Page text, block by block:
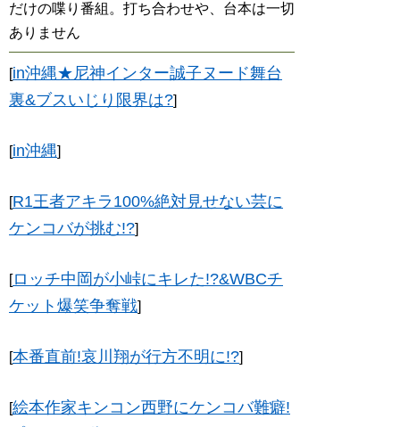
だけの喋り番組。打ち合わせや、台本は一切
ありません
[in沖縄★尼神インター誠子ヌード舞台
裏&ブスいじり限界は?]
[in沖縄]
[R1王者アキラ100%絶対見せない芸に
ケンコバが挑む!?]
[ロッチ中岡が小峠にキレた!?&WBCチ
ケット爆笑争奪戦]
[本番直前!哀川翔が行方不明に!?]
[絵本作家キンコン西野にケンコバ難癖!